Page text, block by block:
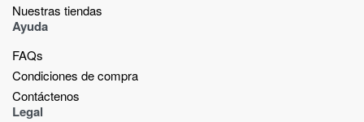
Nuestras tiendas​
Ayuda
FAQs
Condiciones de compra
Contáctenos
Legal